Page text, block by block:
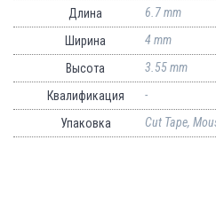
Длина
6.7 mm
Ширина
4 mm
Высота
3.55 mm
Квалификация
-
Упаковка
Cut Tape,